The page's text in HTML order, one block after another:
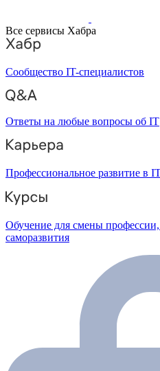
Все сервисы Хабра
Сообщество IT-специалистов
Ответы на любые вопросы об IT
Профессиональное развитие в
Обучение для смены профессии,
саморазвития